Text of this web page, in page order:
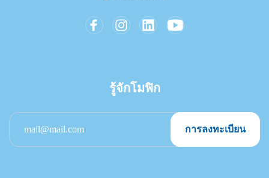
รู้จักโมฟิก
การลงทะเบียน